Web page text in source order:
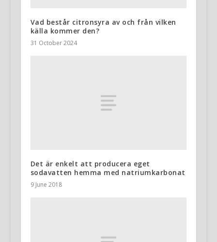
Vad består citronsyra av och från vilken
källa kommer den?
31 October 2024
Det är enkelt att producera eget
sodavatten hemma med natriumkarbonat
9 June 2018